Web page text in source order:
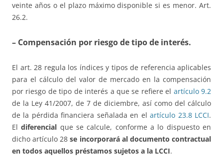
veinte años o el plazo máximo disponible si es menor. Art.
26.2.
– Compensación por riesgo de tipo de interés.
El art. 28 regula los índices y tipos de referencia aplicables
para el cálculo del valor de mercado en la compensación
por riesgo de tipo de interés a que se refiere el artículo 9.2
de la Ley 41/2007, de 7 de diciembre, así como del cálculo
de la pérdida financiera señalada en elartículo 23.8 LCCI.
Eldiferencial que se calcule, conforme a lo dispuesto en
dicho artículo 28se incorporará al documento contractual
en todos aquellos préstamos sujetos a la LCCI.